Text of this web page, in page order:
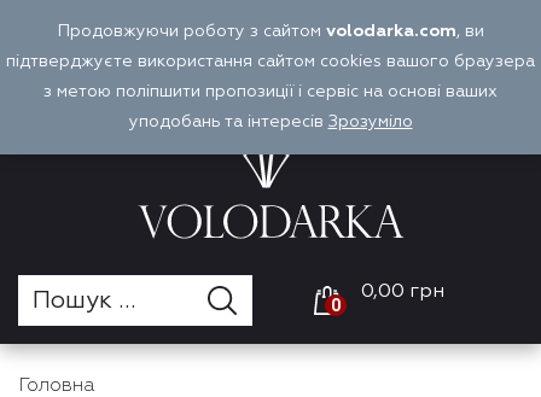
UA
Войти
Оплата і доставка
0
0,00 грн
Головна
Продовжуючи роботу з сайтом volodarka.com, ви
підтверджуєте використання сайтом cookies вашого браузера
з метою поліпшити пропозиції і сервіс на основі ваших
уподобань та інтересів Зрозуміло